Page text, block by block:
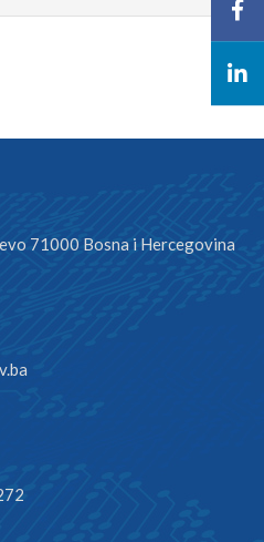
71000 Bosna i Hercegovina